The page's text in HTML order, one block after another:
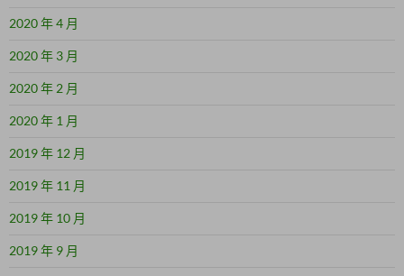
2020 年 4 月
2020 年 3 月
2020 年 2 月
2020 年 1 月
2019 年 12 月
2019 年 11 月
2019 年 10 月
2019 年 9 月